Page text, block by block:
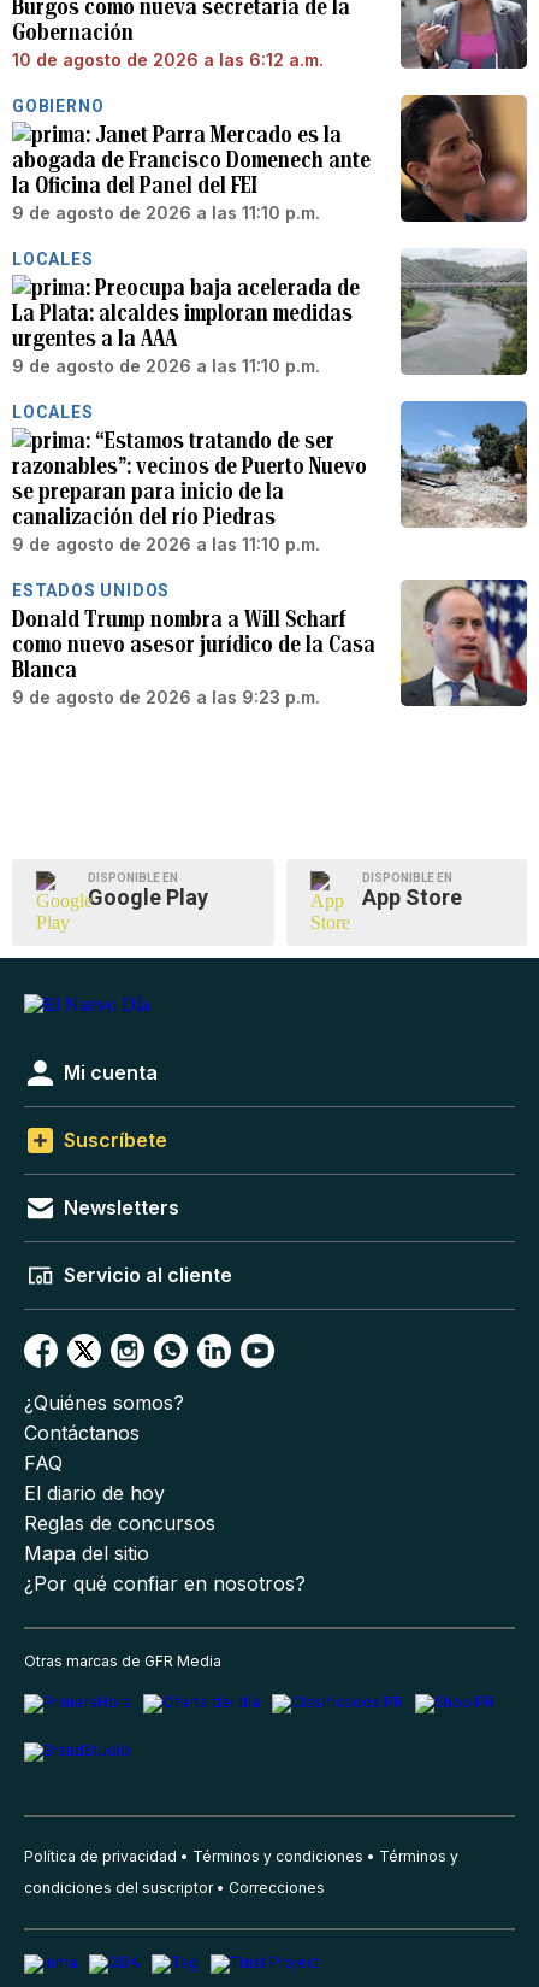
Burgos como nueva secretaria de la
Gobernación
10 de agosto de 2026 a las 6:12 a.m.
GOBIERNO
Janet Parra Mercado es la
abogada de Francisco Domenech ante
la Oficina del Panel del FEI
9 de agosto de 2026 a las 11:10 p.m.
LOCALES
Preocupa baja acelerada de
La Plata: alcaldes imploran medidas
urgentes a la AAA
9 de agosto de 2026 a las 11:10 p.m.
LOCALES
“Estamos tratando de ser
razonables”: vecinos de Puerto Nuevo
se preparan para inicio de la
canalización del río Piedras
9 de agosto de 2026 a las 11:10 p.m.
ESTADOS UNIDOS
Donald Trump nombra a Will Scharf
como nuevo asesor jurídico de la Casa
Blanca
9 de agosto de 2026 a las 9:23 p.m.
DISPONIBLE EN
Google Play
DISPONIBLE EN
App Store
Mi cuenta
Suscríbete
Newsletters
Servicio al cliente
¿Quiénes somos?
Contáctanos
FAQ
El diario de hoy
Reglas de concursos
Mapa del sitio
¿Por qué confiar en nosotros?
Otras marcas de GFR Media
Política de privacidad Términos y condiciones
Términos y
condiciones del suscriptor
Correcciones